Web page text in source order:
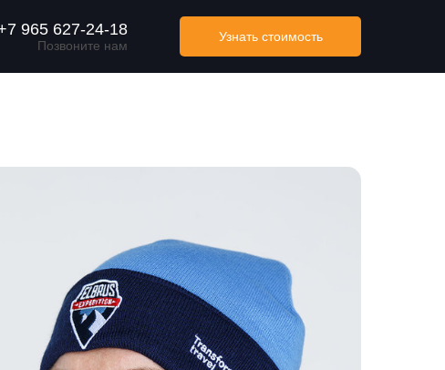
Узнать стоимость
Позвоните нам
965 627-24-18